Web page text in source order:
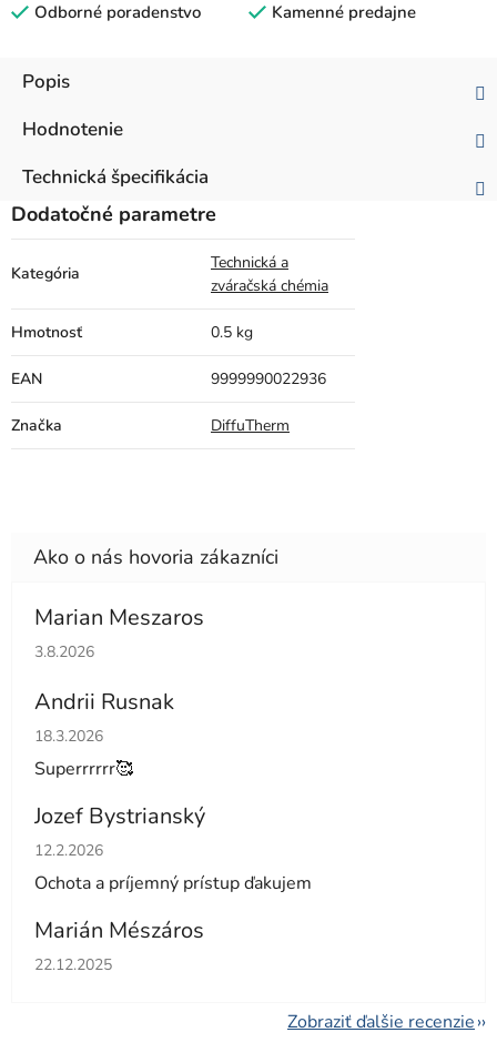
Odborné poradenstvo Kamenné predajne
Popis
Hodnotenie
Technická špecifikácia
Dodatočné parametre
Kategória
Technická a
zváračská chémia
Hmotnosť 0.5 kg
EAN 9999990022936
Značka DiffuTherm
Marian Meszaros
Hodnotenie obchodu je 5 z 5 hviezdičiek.
3.8.2026
Andrii Rusnak
Hodnotenie obchodu je 5 z 5 hviezdičiek.
18.3.2026
Superrrrrr🥰
Jozef Bystrianský
Hodnotenie obchodu je 5 z 5 hviezdičiek.
12.2.2026
Ochota a príjemný prístup ďakujem
Marián Mészáros
Hodnotenie obchodu je 5 z 5 hviezdičiek.
22.12.2025
Zobraziť ďalšie recenzie